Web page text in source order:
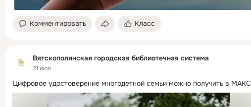
Комментировать Класс
Вятскополянская городская библиотечная система
21 июл
Цифровое удостоверение многодетной семьи можно получить в МАКС